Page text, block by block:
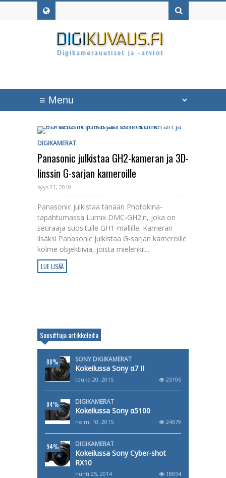
DIGIKAMERAT
Panasonic julkistaa GH2-kameran ja 3D-
linssin G-sarjan kameroille
syys 21, 2010
Panasonic julkistaa tänään Photokina-
tapahtumassa Lumix DMC-GH2:n, joka on
seuraaja suositulle GH1-mallille. Kameran
lisäksi Panasonic julkistaa G-sarjan kameroille
kolme objektiivia, joista mielenkii...
LUE LISÄÄ
Suosittuja artikkeleita
88% SONY DIGIKAMERAT
Kokeilussa Sony α7 II
touko 20, 2015 25106
84% DIGIKAMERAT
Kokeilussa Sony α5100
helmi 10, 2015 24679
94% DIGIKAMERAT
Kokeilussa Sony Cyber-shot
RX10
huhti 25, 2014 18054